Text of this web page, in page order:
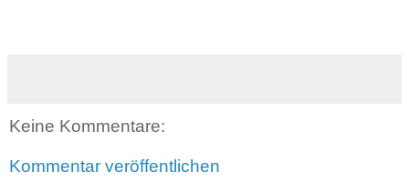
Keine Kommentare:
Kommentar veröffentlichen